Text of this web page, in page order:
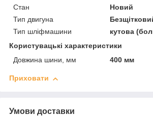
Стан
Новий
Тип двигуна
Тип шліфмашини
кутова
Користувацькі характеристики
Довжина шини, мм
400 мм
Приховати
Умови доставки